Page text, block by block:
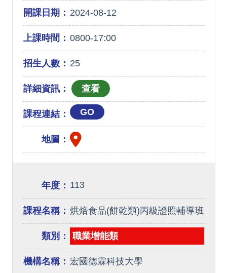
開課日期： 2024-08-12
上課時間： 0800-17:00
招生人數： 25
詳細資訊：
課程連結： GO
地圖：
年度： 113
課程名稱： 烘焙食品(餅乾類)丙級證照輔導班
類別： 職業增能類
機構名稱： 宏國德霖科技大學